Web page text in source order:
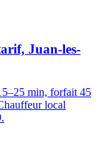
Juan-les-
min, forfait 45
local